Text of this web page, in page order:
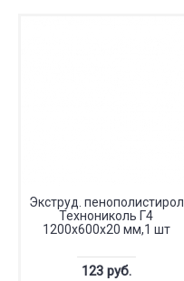
Экструд. пенополистирол
Технониколь Г4
1200х600х20 мм,1 шт
123 руб.